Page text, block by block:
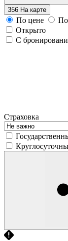
356 На карте
По цене
По
Открыто
С
Страховка